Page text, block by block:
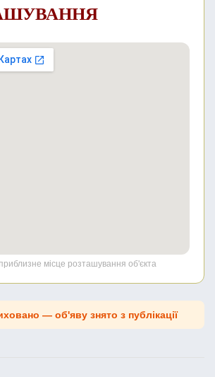
місце розташування об'єкта
— об'яву знято з публікації